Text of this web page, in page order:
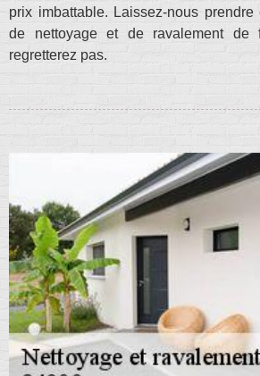
prix imbattable. Laissez-nous
de nettoyage et de ravalement de
regretterez pas.